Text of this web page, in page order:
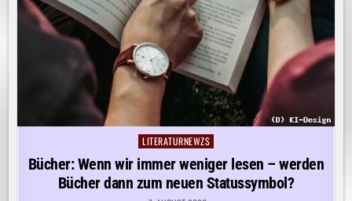
Posted
in
LITERATURNEWZS
Bücher: Wenn wir immer weniger lesen – werden
Bücher dann zum neuen Statussymbol?